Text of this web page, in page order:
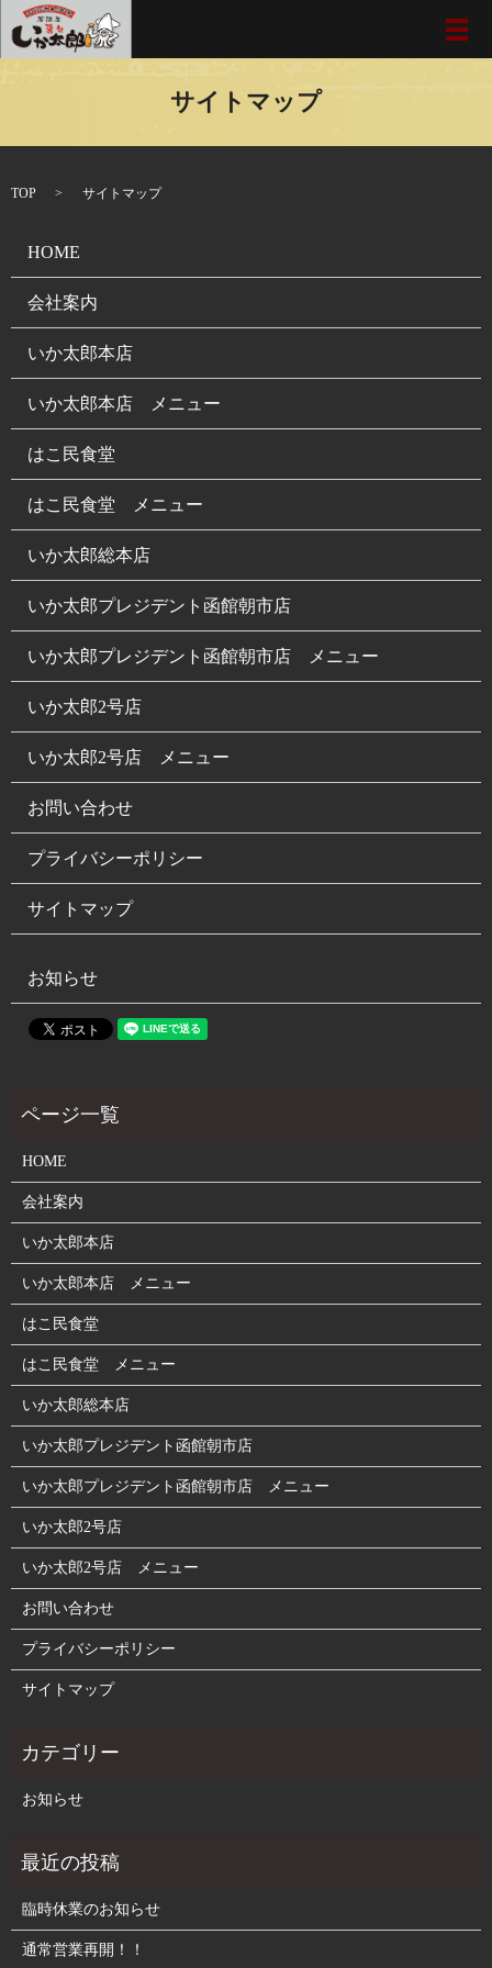
メ
サイトマップ
TOP サイトマップ
HOME
会社案内
いか太郎本店
いか太郎本店 メニュー
はこ民食堂
はこ民食堂 メニュー
いか太郎総本店
いか太郎プレジデント函館朝市店
いか太郎プレジデント函館朝市店 メニュー
いか太郎2号店
いか太郎2号店 メニュー
お問い合わせ
プライバシーポリシー
サイトマップ
お知らせ
HOME
会社案内
いか太郎本店
いか太郎本店 メニュー
はこ民食堂
はこ民食堂 メニュー
いか太郎総本店
いか太郎プレジデント函館朝市店
いか太郎プレジデント函館朝市店 メニュー
いか太郎2号店
いか太郎2号店 メニュー
お問い合わせ
プライバシーポリシー
サイトマップ
お知らせ
臨時休業のお知らせ
通常営業再開！！